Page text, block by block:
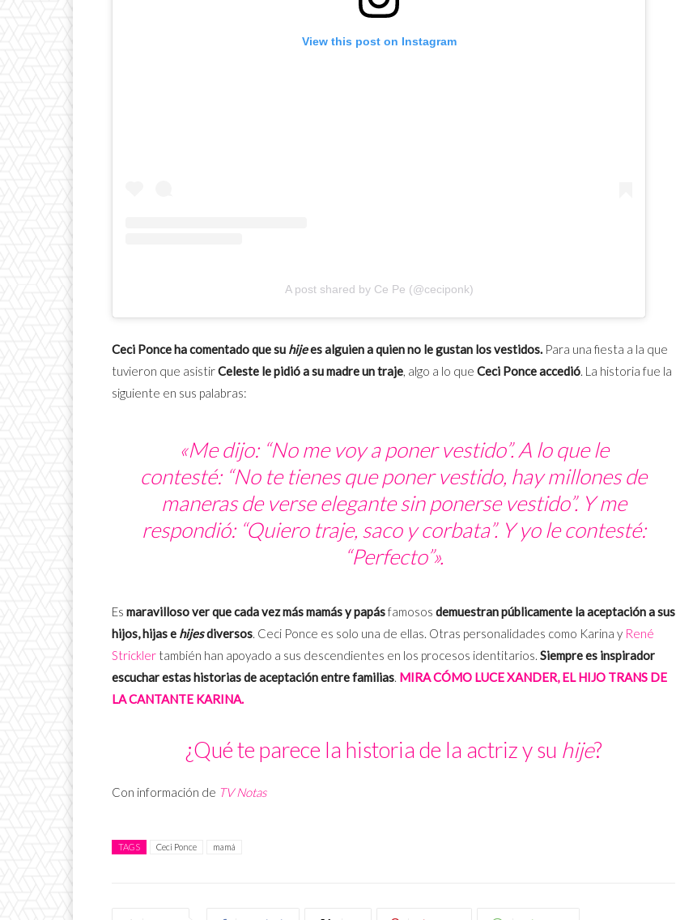
View this post on Instagram
A post shared by Ce Pe (@ceciponk)
Ceci Ponce ha comentado que su hijees alguien a quien no le gustan los vestidos. Para una fiesta a la que
tuvieron que asistirCeleste le pidió a su madre un traje, algo a lo que Ceci Ponce accedió. La historia fue la
siguiente en sus palabras:
«Me dijo: “No me voy a poner vestido”. A lo que le
contesté: “No te tienes que poner vestido, hay millones de
maneras de verse elegante sin ponerse vestido”. Y me
respondió: “Quiero traje, saco y corbata”. Y yo le contesté:
“Perfecto”».
Es maravilloso ver que cada vez más mamás y papásfamosos demuestran públicamente la aceptación a sus
hijos, hijas e hijesdiversos. Ceci Ponce es solo una de ellas. Otras personalidades como Karina y René
Strickler también han apoyado a sus descendientes en los procesos identitarios. Siempre es inspirador
escuchar estas historias de aceptación entre familias. MIRA CÓMO LUCE XANDER, EL HIJO TRANS DE
LA CANTANTE KARINA.
¿Qué te parece la historia de la actriz y su hije?
Con información de TV Notas
TAGS Ceci Ponce mamá